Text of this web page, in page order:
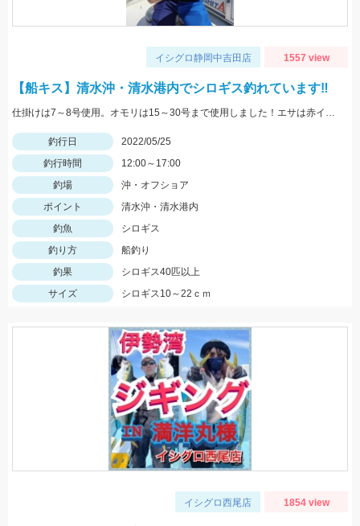
イシグロ静岡中吉田店 1557 view
【船キス】清水沖・清水港内でシロギス釣れています‼
仕掛けは7～8号使用。オモリは15～30号まで使用しました！エサは赤イソメがオススメです！
釣行日
2022/05/25
釣行時間
12:00～17:00
釣場
沖・オフショア
ポイント
清水沖・清水港内
釣魚
シロギス
釣り方
船釣り
釣果
シロギス40匹以上
サイズ
シロギス10～22ｃｍ
イシグロ西尾店 1854 view